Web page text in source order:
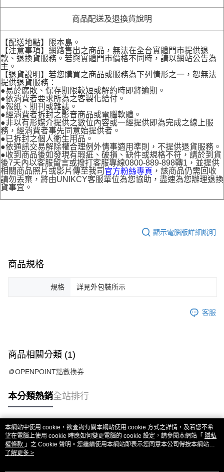
商品配送及退換貨說明
【配送地點】限本島。
【注意事項】網路售出之商品，無法在全台實體門市提供退
款、退換貨服務。若與實體門市價格不同時，請以網站公告為
主。
【退貨說明】若您購買之商品或服務為下列情形之一，恕無法
提供退貨服務：
●易於腐敗、保存期限較短或解約時即將逾期。
●依消費者要求所為之客製化給付。
●報紙、期刊或雜誌。
●經消費者拆封之影音商品或電腦軟體。
●非以有形媒介提供之數位內容或一經提供即為完成之線上服
務，經消費者事先同意始提供者。
●已拆封之個人衛生用品。
●依通訊交易解除權合理例外情事適用準則，不提供退貨服務。
●收到商品後如發現有瑕疵、破損、缺件或規格不符，請於到貨
後7天內以客服留言或撥打客服專線0800-889-898轉1，並提供
相關商品照片或影片傳至我司 官方粉絲專頁 ，該商品仍需回收
請勿丟棄，將由UNIKCY客服單位為您協助，盡速為您辦理退換
貨事宜。
顯示電腦版詳細說明
商品規格
規格 詳見外包裝所示
客服
商品相關分類 (1)
🪙OPENPOINT點數換券
本分類熱銷全站排行
熱門標籤
本網站中使用 cookie，欲查詢有關本網站使用 cookie 方式之詳情，及若您不希
望在電腦上使用 cookie 時應如何變更電腦的 cookie 設定，請參閱本網站「 隱私
權條款 」之 Cookie 聲明。您繼續使用本網站即表示您同意本公司得按本網站使
用條款之 Cookie 聲明使用 cookie。
了解更多 >